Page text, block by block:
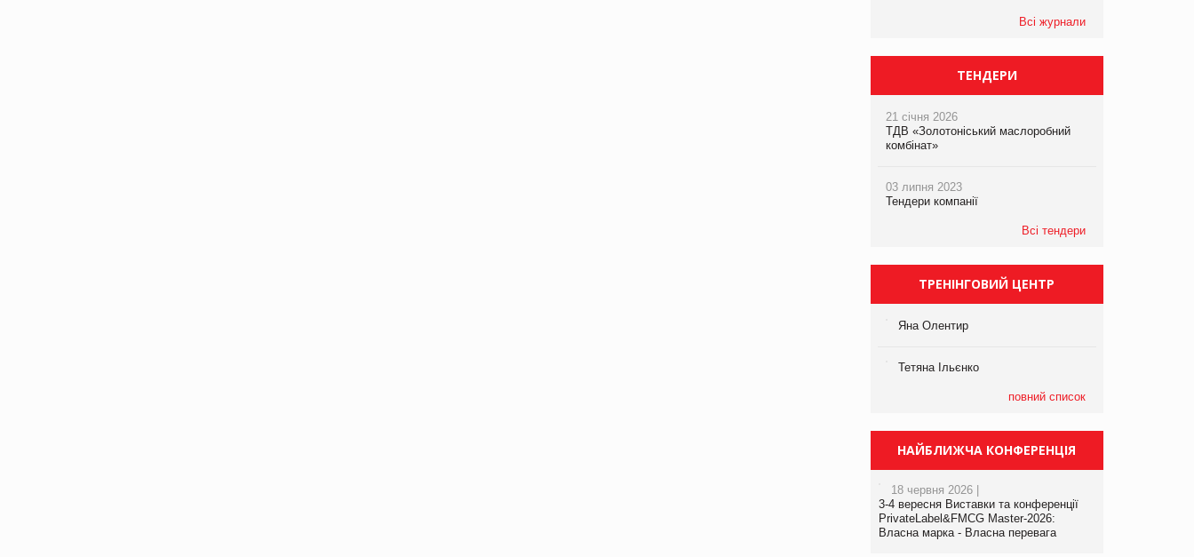
Всі журнали
ТЕНДЕРИ
21 січня 2026
ТДВ «Золотоніський маслоробний
комбінат»
03 липня 2023
Тендери компанії
Всі тендери
ТРЕНІНГОВИЙ ЦЕНТР
Яна Олентир
Тетяна Ільєнко
повний список
НАЙБЛИЖЧА КОНФЕРЕНЦІЯ
18 червня 2026 |
3-4 вересня Виставки та конференції
PrivateLabel&FMCG Master-2026:
Власна марка - Власна перевага